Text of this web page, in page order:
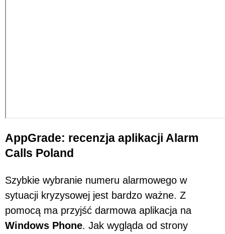
AppGrade: recenzja aplikacji Alarm
Calls Poland
Szybkie wybranie numeru alarmowego w
sytuacji kryzysowej jest bardzo ważne. Z
pomocą ma przyjść darmowa aplikacja na
Windows Phone. Jak wygląda od strony